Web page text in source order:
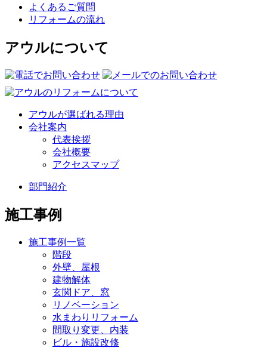
よくあるご質問
リフォームの流れ
アウルについて
アウルが選ばれる理由
会社案内
代表挨拶
会社概要
アクセスマップ
部門紹介
施工事例
施工事例一覧
階段
外壁、屋根
建物解体
玄関ドア、窓
リノベーション
水まわりリフォーム
間取り変更、内装
ビル・施設改修